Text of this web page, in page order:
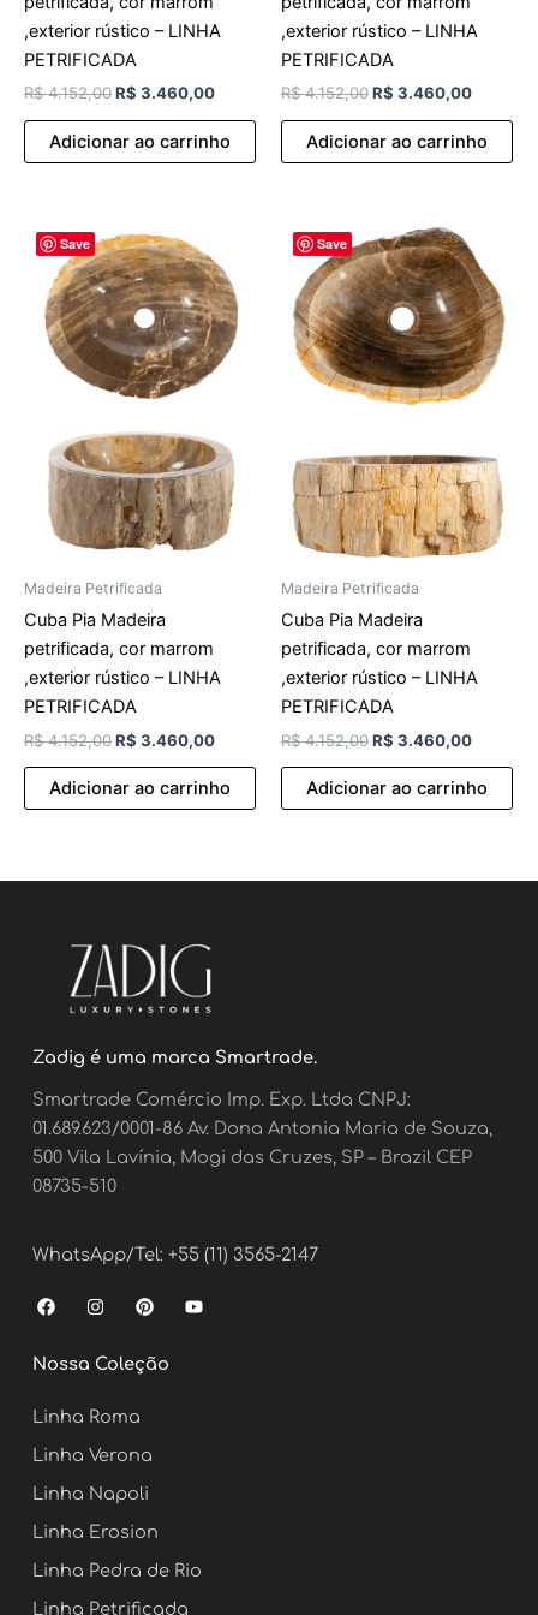
,exterior rústico – LINHA
PETRIFICADA
R$4.152,00R$ 3.460,00
Adicionar ao carrinho
,exterior rústico – LINHA
PETRIFICADA
R$4.152,00R$ 3.460,00
Adicionar ao carrinho
Save
Madeira Petrificada
Cuba Pia Madeira
petrificada, cor marrom
,exterior rústico – LINHA
PETRIFICADA
R$4.152,00
preço
original
era:
R$ 4.152,00.
R$ 3.460,00
atual
é:
R$ 3.460,00.
Adicionar ao carrinho
Save
Madeira Petrificada
Cuba Pia Madeira
petrificada, cor marrom
,exterior rústico – LINHA
PETRIFICADA
R$4.152,00
preço
original
era:
R$ 4.152,00.
R$ 3.460,00
atual
é:
R$
Adicionar ao carrinho
Zadig é uma marca Smartrade.
Smartrade Comércio Imp. Exp. Ltda CNPJ:
01.689.623/0001-86 Av. Dona Antonia Maria de Souza,
500 Vila Lavínia, Mogi das Cruzes, SP – Brazil CEP
08735-510
WhatsApp/Tel: +55 (11) 3565-2147
F
a
e
b
o
k
I
n
t
a
r
a
m
P
i
t
e
Y
o
Nossa Coleção
Linha Roma
Linha Verona
Linha Napoli
Linha Erosion
Linha Pedra de Rio
Linha Petrificada